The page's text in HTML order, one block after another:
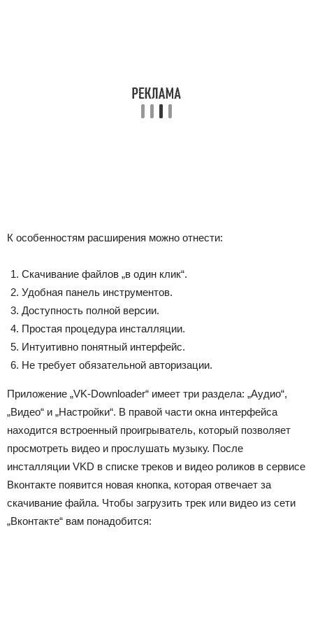
К особенностям расширения можно отнести:
Скачивание файлов „в один клик“.
Удобная панель инструментов.
Доступность полной версии.
Простая процедура инсталляции.
Интуитивно понятный интерфейс.
Не требует обязательной авторизации.
Приложение „VK-Downloader“ имеет три раздела: „Аудио“,
„Видео“ и „Настройки“. В правой части окна интерфейса
находится встроенный проигрыватель, который позволяет
просмотреть видео и прослушать музыку. После
инсталляции VKD в списке треков и видео роликов в сервисе
Вконтакте появится новая кнопка, которая отвечает за
скачивание файла. Чтобы загрузить трек или видео из сети
„Вконтакте“ вам понадобится: